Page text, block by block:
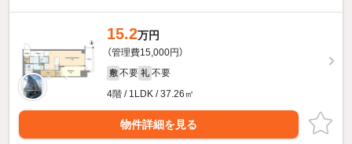
15.2万円
（管理費15,000円）
敷 不要 礼 不要
4階 / 1LDK / 37.26㎡
物件詳細を見る